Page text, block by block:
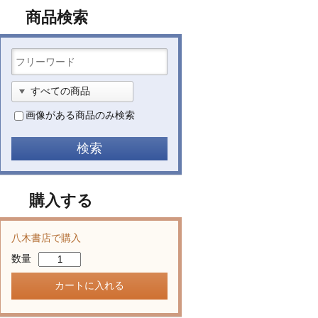
商品検索
画像がある商品のみ検索
購入する
八木書店で購入
数量